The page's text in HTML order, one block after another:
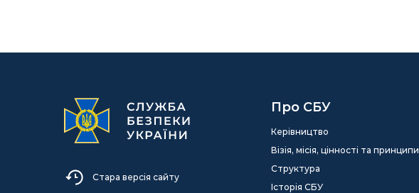
Стара версія сайту
Про СБУ
Керівництво
Візія, місія, цінності та принципи
Структура
Історія СБУ